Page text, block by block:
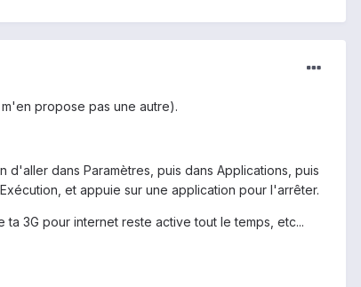
propose pas une autre).
dans Paramètres, puis dans Applications, puis
et appuie sur une application pour l'arrêter.
3G pour internet reste active tout le temps, etc...